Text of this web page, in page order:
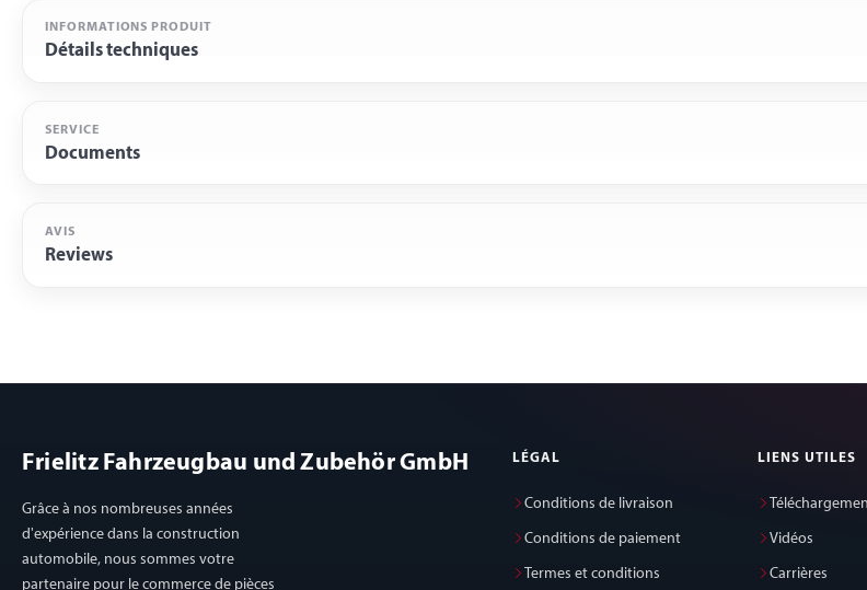
INFORMATIONS PRODUIT
Détails techniques
SERVICE
Documents
AVIS
Reviews
Frielitz Fahrzeugbau und Zubehör GmbH
Grâce à nos nombreuses années
d'expérience dans la construction
automobile, nous sommes votre
partenaire pour le commerce de pièces
LÉGAL
Conditions de livraison
Conditions de paiement
Termes et conditions
LIENS UTILES
Vidéos
Carrières